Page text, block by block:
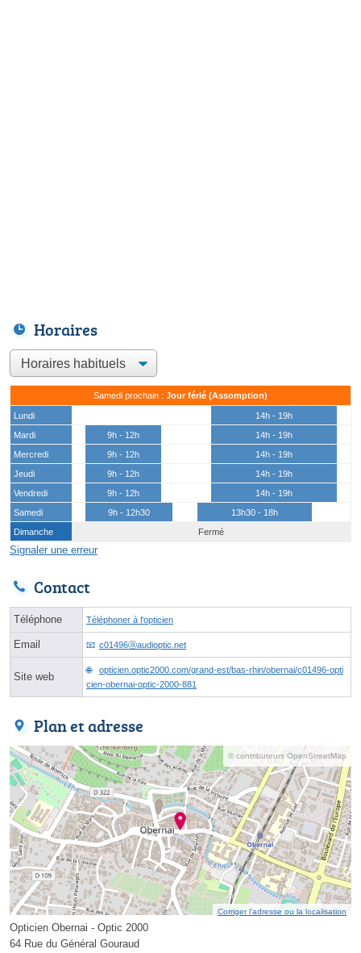
Horaires
Samedi prochain : Jour férié (Assomption)
Lundi
14h - 19h
Mardi
9h - 12h
14h - 19h
Mercredi
9h - 12h
14h - 19h
Jeudi
9h - 12h
14h - 19h
Vendredi
9h - 12h
14h - 19h
Samedi
9h - 12h30
13h30 - 18h
Dimanche
Fermé
Signaler une erreur
Contact
Téléphone Téléphoner à l'opticien
Email c01496ⓐaudioptic.net
Site web
opticien.optic2000.com/grand-est/bas-rhin/obernai/c01496-opti
cien-obernai-optic-2000-881
Plan et adresse
© contributeurs OpenStreetMap
Corriger l’adresse ou la localisation
Opticien Obernai - Optic 2000
64 Rue du Général Gouraud